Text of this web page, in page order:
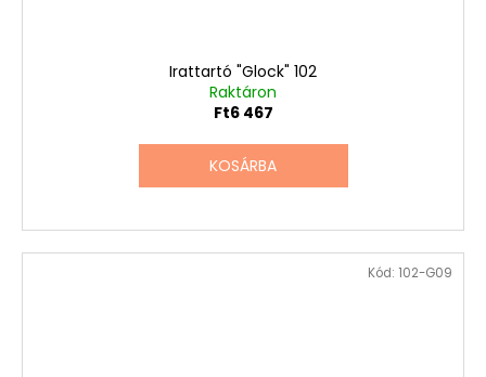
Irattartó "Glock" 102
Raktáron
Ft6 467
KOSÁRBA
Kód: 102-G09